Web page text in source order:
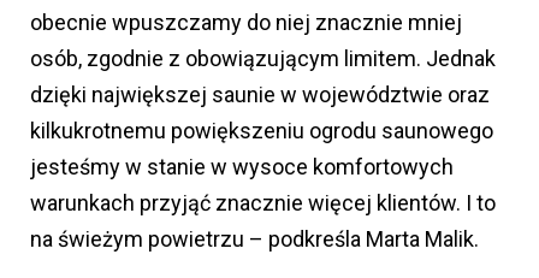
obecnie wpuszczamy do niej znacznie mniej
osób, zgodnie z obowiązującym limitem. Jednak
dzięki największej saunie w województwie oraz
kilkukrotnemu powiększeniu ogrodu saunowego
jesteśmy w stanie w wysoce komfortowych
warunkach przyjąć znacznie więcej klientów. I to
na świeżym powietrzu – podkreśla Marta Malik.